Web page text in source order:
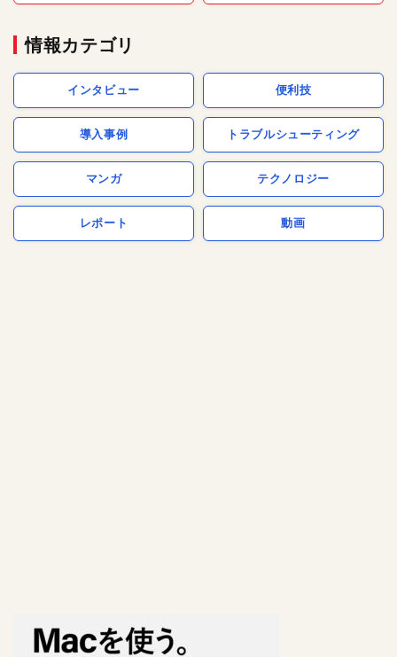
情報カテゴリ
インタビュー 便利技
導入事例 トラブルシューティング
マンガ テクノロジー
レポート 動画